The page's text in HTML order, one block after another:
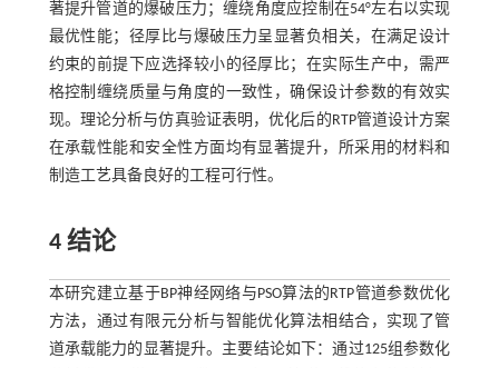
著提升管道的爆破压力；缠绕角度应控制在54°左右以实现
最优性能；径厚比与爆破压力呈显著负相关，在满足设计
约束的前提下应选择较小的径厚比；在实际生产中，需严
格控制缠绕质量与角度的一致性，确保设计参数的有效实
现。理论分析与仿真验证表明，优化后的RTP管道设计方案
在承载性能和安全性方面均有显著提升，所采用的材料和
制造工艺具备良好的工程可行性。
4 结论
本研究建立基于BP神经网络与PSO算法的RTP管道参数优化
方法，通过有限元分析与智能优化算法相结合，实现了管
道承载能力的显著提升。主要结论如下：通过125组参数化